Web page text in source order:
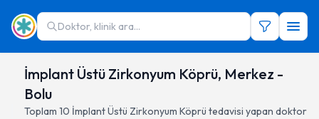
Doktor, klinik ara...
İmplant Üstü Zirkonyum Köprü, Merkez -
Bolu
Toplam 10 İmplant Üstü Zirkonyum Köprü tedavisi yapan doktor